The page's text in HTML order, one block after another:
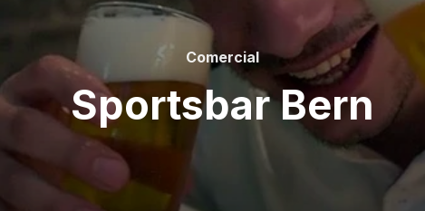
Comercial
Sportsbar Bern